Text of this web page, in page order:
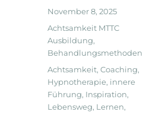
Veröffentlicht
am
November 8, 2025
Kategorien
Achtsamkeit MTTC
Ausbildung,
Behandlungsmethoden
Schlagwörter
Achtsamkeit,Coaching,
Hypnotherapie, innere
Führung, Inspiration,
Lebensweg, Lernen,